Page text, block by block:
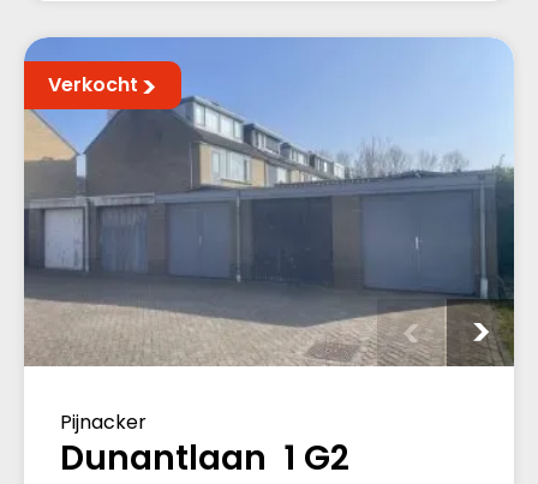
Verkocht
Pijnacker
Dunantlaan 1 G2